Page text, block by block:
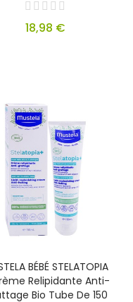
18,98 €
BÉBÉ STELATOPIA
Relipidante Anti-
Bio Tube De 150